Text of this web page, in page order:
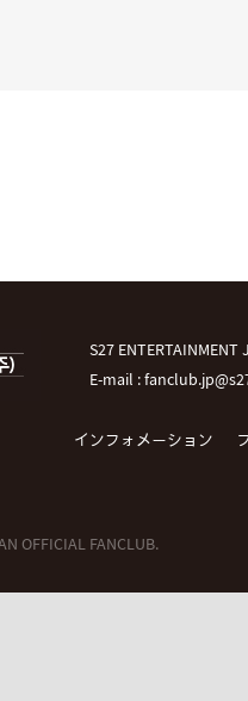
S27
E-mail :
インフォメーション
OFFICIAL FANCLUB.